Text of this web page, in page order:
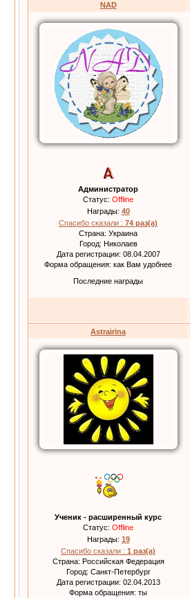
NAD
Администратор
Статус: Offline
Награды: 40
Спасибо сказали : 74 раз(а)
Страна: Украина
Город: Николаев
Дата регистрации: 08.04.2007
Форма обращения: как Вам удобнее
Последние награды
Astrairina
Ученик - расширенный курс
Статус: Offline
Награды: 19
Спасибо сказали : 1 раз(а)
Страна: Российская Федерация
Город: Санкт-Петербург
Дата регистрации: 02.04.2013
Форма обращения: ты